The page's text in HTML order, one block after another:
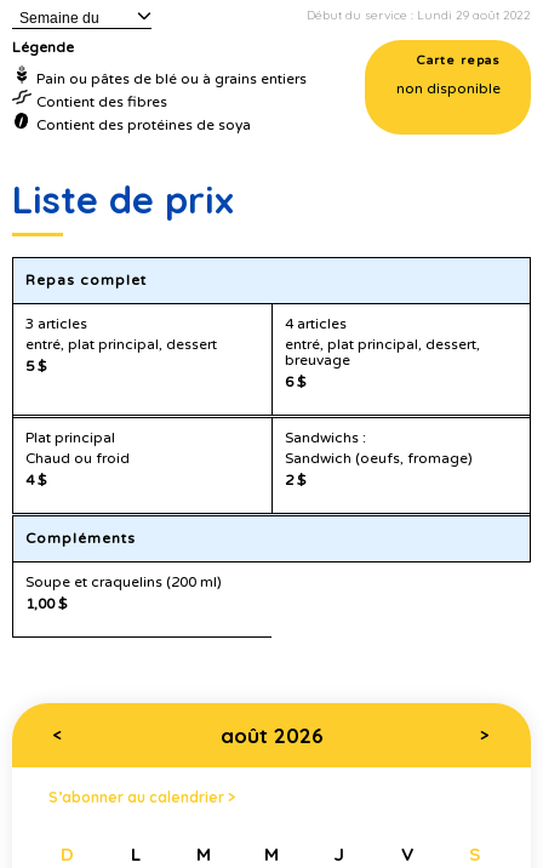
Semaine du Début du service : Lundi 29 août 2022
Légende
Pain ou pâtes de blé ou à grains entiers
Contient des fibres
Contient des protéines de soya
Carte repas
non disponible
Liste de prix
Repas complet
3 articles
entré, plat principal, dessert
5 $
4 articles
entré, plat principal, dessert,
breuvage
6 $
Plat principal
Chaud ou froid
4 $
Sandwichs :
Sandwich (oeufs, fromage)
2 $
Compléments
Soupe et craquelins (200 ml)
1,00 $
< août 2026 >
S’abonner au calendrier >
D L M M J V S